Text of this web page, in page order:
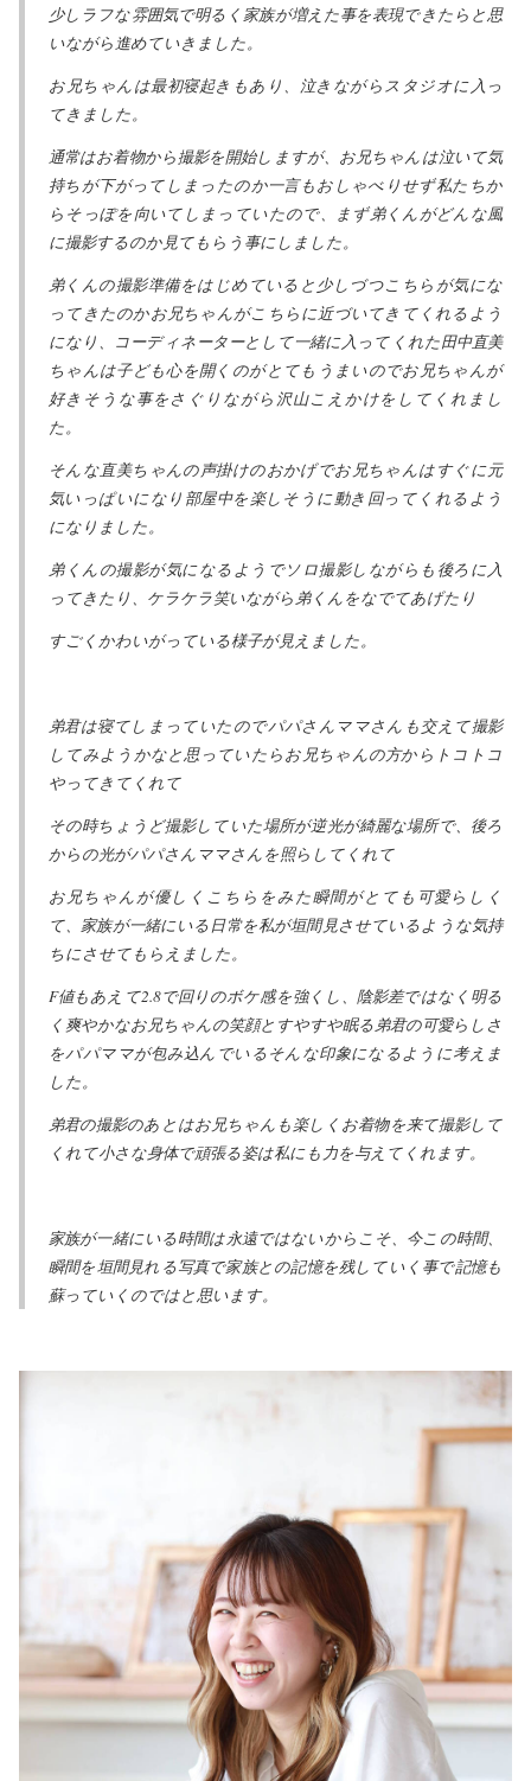
少しラフな雰囲気で明るく家族が増えた事を表現できたらと思
いながら進めていきました。
お兄ちゃんは最初寝起きもあり、泣きながらスタジオに入っ
てきました。
通常はお着物から撮影を開始しますが、お兄ちゃんは泣いて気
持ちが下がってしまったのか一言もおしゃべりせず私たちか
らそっぽを向いてしまっていたので、まず弟くんがどんな風
に撮影するのか見てもらう事にしました。
弟くんの撮影準備をはじめていると少しづつこちらが気にな
ってきたのかお兄ちゃんがこちらに近づいてきてくれるよう
になり、コーディネーターとして一緒に入ってくれた田中直美
ちゃんは子ども心を開くのがとてもうまいのでお兄ちゃんが
好きそうな事をさぐりながら沢山こえかけをしてくれまし
た。
そんな直美ちゃんの声掛けのおかげでお兄ちゃんはすぐに元
気いっぱいになり部屋中を楽しそうに動き回ってくれるよう
になりました。
弟くんの撮影が気になるようでソロ撮影しながらも後ろに入
ってきたり、ケラケラ笑いながら弟くんをなでてあげたり
すごくかわいがっている様子が見えました。
弟君は寝てしまっていたのでパパさんママさんも交えて撮影
してみようかなと思っていたらお兄ちゃんの方からトコトコ
やってきてくれて
その時ちょうど撮影していた場所が逆光が綺麗な場所で、後ろ
からの光がパパさんママさんを照らしてくれて
お兄ちゃんが優しくこちらをみた瞬間がとても可愛らしく
て、家族が一緒にいる日常を私が垣間見させているような気持
ちにさせてもらえました。
F値もあえて2.8で回りのボケ感を強くし、陰影差ではなく明る
く爽やかなお兄ちゃんの笑顔とすやすや眠る弟君の可愛らしさ
をパパママが包み込んでいるそんな印象になるように考えま
した。
弟君の撮影のあとはお兄ちゃんも楽しくお着物を来て撮影して
くれて小さな身体で頑張る姿は私にも力を与えてくれます。
家族が一緒にいる時間は永遠ではないからこそ、今この時間、
瞬間を垣間見れる写真で家族との記憶を残していく事で記憶も
蘇っていくのではと思います。